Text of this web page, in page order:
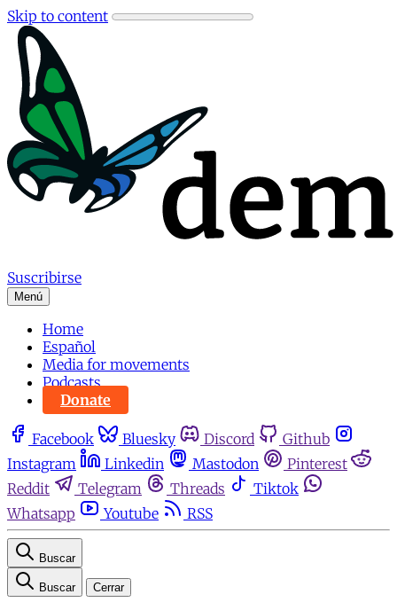
Skip to content
Suscribirse
Menú
Home
Español
Media for movements
Podcasts
Donate
Facebook Bluesky Discord
Github
Instagram
Linkedin Mastodon
Pinterest
Reddit
Telegram Threads
Tiktok
Whatsapp
Youtube RSS
Buscar
Buscar Cerrar